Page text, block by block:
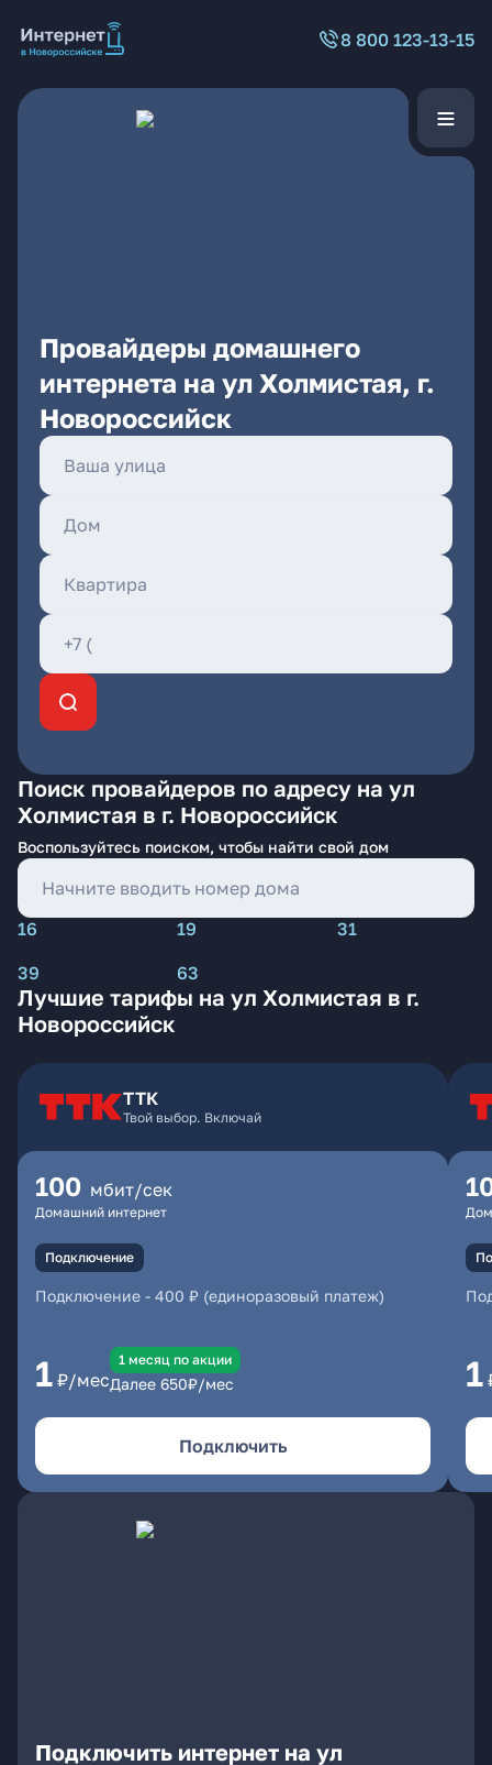
8 800 123-13-15
Провайдеры домашнего
интернета на ул Холмистая, г.
Новороссийск
Поиск провайдеров по адресу на ул
Холмистая в г. Новороссийск
Воспользуйтесь поиском, чтобы найти свой дом
16 19
31
39
63
Лучшие тарифы на ул Холмистая в г.
Новороссийск
ТТК
Твой выбор. Включай
100 мбит/сек
Домашний интернет
Подключение
Подключение - 400 ₽ (единоразовый платеж)
1 ₽/мес
1 месяц по акции
Далее 650₽/мес
Подключить
1
Подключить интернет на ул